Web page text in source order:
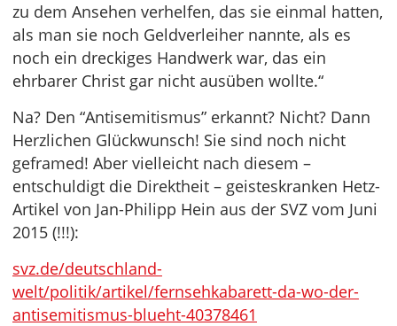
zu dem Ansehen verhelfen, das sie einmal hatten,
als man sie noch Geldverleiher nannte, als es
noch ein dreckiges Handwerk war, das ein
ehrbarer Christ gar nicht ausüben wollte.“
Na? Den “Antisemitismus” erkannt? Nicht? Dann
Herzlichen Glückwunsch! Sie sind noch nicht
geframed! Aber vielleicht nach diesem –
entschuldigt die Direktheit – geisteskranken Hetz-
Artikel von Jan-Philipp Hein aus der SVZ vom Juni
2015 (!!!):
svz.de/deutschland-
welt/politik/artikel/fernsehkabarett-da-wo-der-
antisemitismus-blueht-40378461